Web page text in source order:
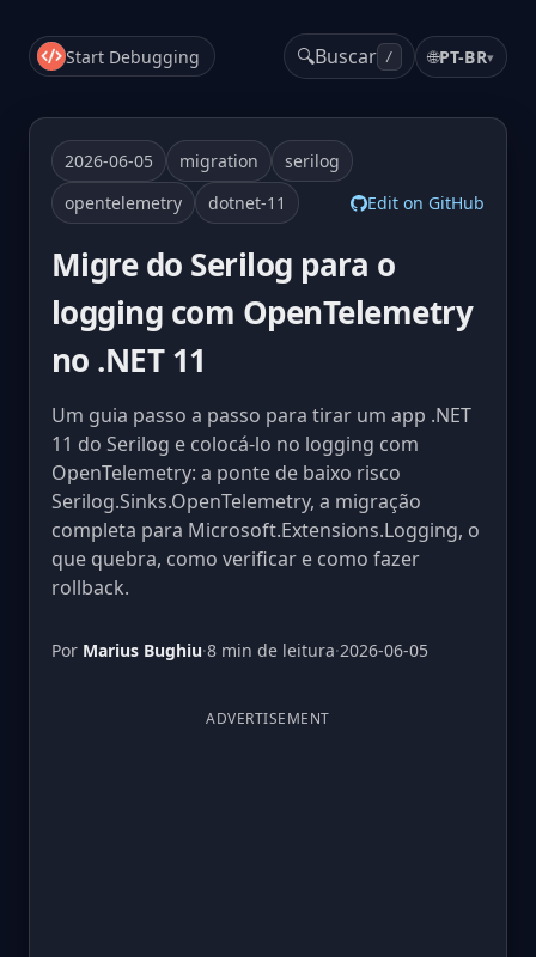
Start Debugging 🔍Buscar / 🌐PT-BR▾
2026-06-05 migration
serilog
opentelemetry
dotnet-11 Edit on GitHub
Migre do Serilog para o
logging com OpenTelemetry
no .NET 11
Um guia passo a passo para tirar um app .NET
11 do Serilog e colocá-lo no logging com
OpenTelemetry: a ponte de baixo risco
Serilog.Sinks.OpenTelemetry, a migração
completa para Microsoft.Extensions.Logging, o
que quebra, como verificar e como fazer
rollback.
Por Marius Bughiu·8 min de leitura·2026-06-05
ADVERTISEMENT